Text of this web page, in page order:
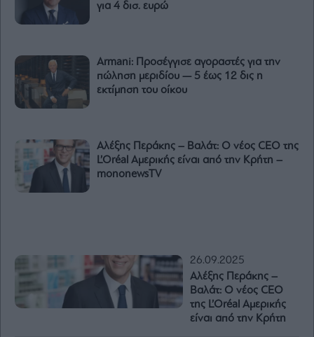
για 4 δισ. ευρώ
Armani: Προσέγγισε αγοραστές για την
πώληση μεριδίου — 5 έως 12 δις η
εκτίμηση του οίκου
Αλέξης Περάκης – Βαλάτ: Ο νέος CEO της
L’Oréal Αμερικής είναι από την Κρήτη –
mononewsTV
26.09.2025
Αλέξης Περάκης –
Βαλάτ: Ο νέος CEO
της L’Oréal Αμερικής
είναι από την Κρήτη